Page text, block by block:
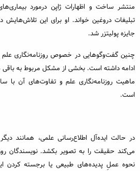
منتشر ساخت و اظهارات ژاپن درمورد
جایزه پولیتزر شد.
چنین گفت‌وگوهایی در خصوص روزنامه‌نگاری
ادامه داشته است. بخشی از مشکل مربوط به
ماهیت روزنامه‌نگاری علم و تفاوت‌های آن با
است.
در حالت ایده‌آل اطلاع‌رسانی علمی، همانند
می‌کند حقیقت را به تصویر بکشد. نویسندگان
نحوه عملِ پدیده‌های طبیعی یا برجسته کردن